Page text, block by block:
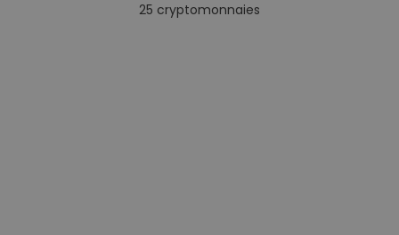
25 cryptomonnaies